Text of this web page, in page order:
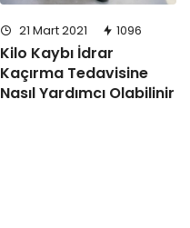
21 Mart 2021 1096
Kilo Kaybı İdrar
Kaçırma Tedavisine
Nasıl Yardımcı Olabilinir